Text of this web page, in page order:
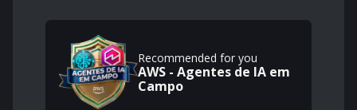
Recommended for you
AWS - Agentes de IA em
Campo